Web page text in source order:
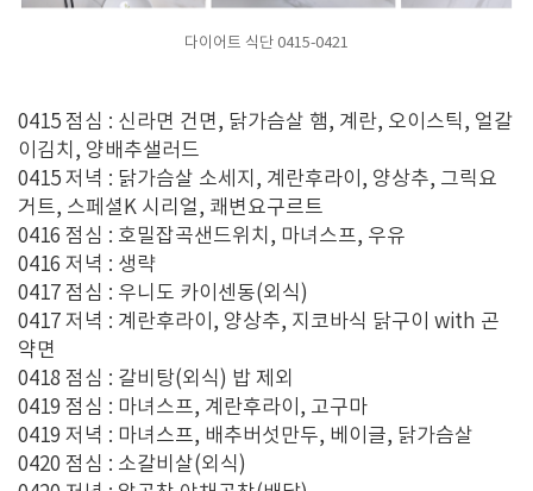
다이어트 식단 0415-0421
0415 점심 : 신라면 건면, 닭가슴살 햄, 계란, 오이스틱, 얼갈
이김치, 양배추샐러드
0415 저녁 : 닭가슴살 소세지, 계란후라이, 양상추, 그릭요
거트, 스페셜K 시리얼, 쾌변요구르트
0416 점심 : 호밀잡곡샌드위치, 마녀스프, 우유
0416 저녁 : 생략
0417 점심 : 우니도 카이센동(외식)
0417 저녁 : 계란후라이, 양상추, 지코바식 닭구이 with 곤
약면
0418 점심 : 갈비탕(외식) 밥 제외
0419 점심 : 마녀스프, 계란후라이, 고구마
0419 저녁 : 마녀스프, 배추버섯만두, 베이글, 닭가슴살
0420 점심 : 소갈비살(외식)